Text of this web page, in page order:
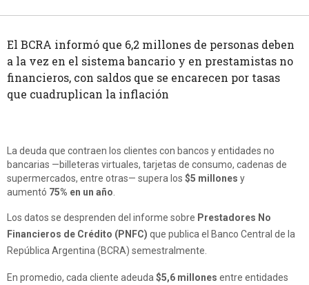
El BCRA informó que 6,2 millones de personas deben
a la vez en el sistema bancario y en prestamistas no
financieros, con saldos que se encarecen por tasas
que cuadruplican la inflación
La deuda que contraen los clientes con bancos y entidades no
bancarias —billeteras virtuales, tarjetas de consumo, cadenas de
supermercados, entre otras— supera los $5 millones y
aumentó 75% en un año
Los datos se desprenden del informe sobre Prestadores No
Financieros de Crédito (PNFC) que publica el Banco Central de la
República Argentina (BCRA) semestralmente.
En promedio, cada cliente adeuda $5,6 millones entre entidades